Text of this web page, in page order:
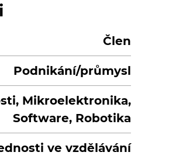
Člen
Podnikání/průmysl
Mikroelektronika,
Software, Robotika
ve vzdělávání